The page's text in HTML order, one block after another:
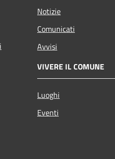
Notizie
Comunicati
Avvisi
VIVERE IL COMUNE
Luoghi
Eventi